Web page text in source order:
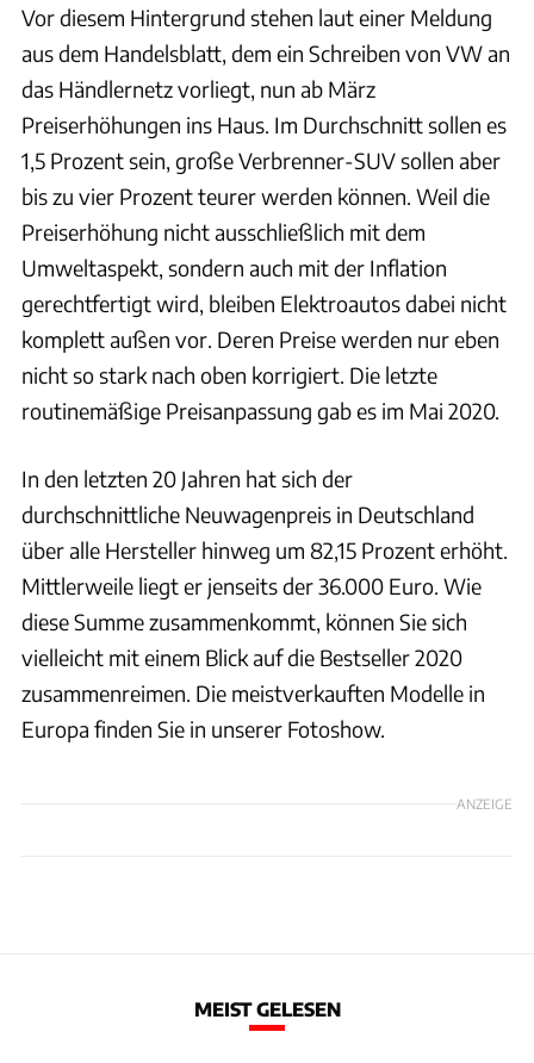
Vor diesem Hintergrund stehen laut einer Meldung
aus dem Handelsblatt, dem ein Schreiben von VW an
das Händlernetz vorliegt, nun ab März
Preiserhöhungen ins Haus. Im Durchschnitt sollen es
1,5 Prozent sein, große Verbrenner-SUV sollen aber
bis zu vier Prozent teurer werden können. Weil die
Preiserhöhung nicht ausschließlich mit dem
Umweltaspekt, sondern auch mit der Inflation
gerechtfertigt wird, bleiben Elektroautos dabei nicht
komplett außen vor. Deren Preise werden nur eben
nicht so stark nach oben korrigiert. Die letzte
routinemäßige Preisanpassung gab es im Mai 2020.
In den letzten 20 Jahren hat sich der
durchschnittliche Neuwagenpreis in Deutschland
über alle Hersteller hinweg um 82,15 Prozent erhöht.
Mittlerweile liegt er jenseits der 36.000 Euro. Wie
diese Summe zusammenkommt, können Sie sich
vielleicht mit einem Blick auf die Bestseller 2020
zusammenreimen. Die meistverkauften Modelle in
Europa finden Sie in unserer Fotoshow.
ANZEIGE
MEIST GELESEN